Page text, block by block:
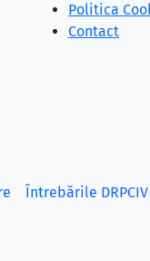
Politica
Contact
Întrebările